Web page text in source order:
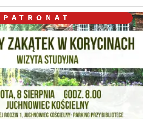
PATRONAT